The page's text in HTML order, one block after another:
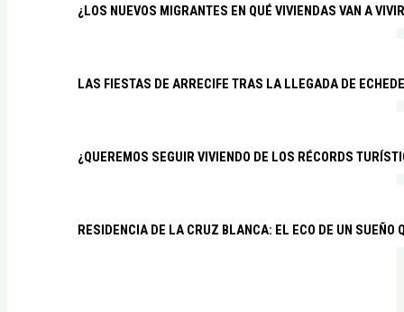
¿LOS NUEVOS MIGRANTES EN QUÉ VIVIENDAS VAN A
LAS FIESTAS DE ARRECIFE TRAS LA LLEGADA DE
¿QUEREMOS SEGUIR VIVIENDO DE LOS RÉCORDS
RESIDENCIA DE LA CRUZ BLANCA: EL ECO DE UN SUEÑO